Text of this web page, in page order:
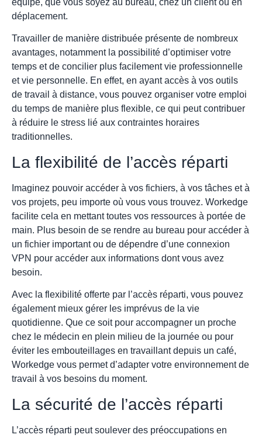
équipe, que vous soyez au bureau, chez un client ou en
déplacement.
Travailler de manière distribuée présente de nombreux
avantages, notamment la possibilité d’optimiser votre
temps et de concilier plus facilement vie professionnelle
et vie personnelle. En effet, en ayant accès à vos outils
de travail à distance, vous pouvez organiser votre emploi
du temps de manière plus flexible, ce qui peut contribuer
à réduire le stress lié aux contraintes horaires
traditionnelles.
La flexibilité de l’accès réparti
Imaginez pouvoir accéder à vos fichiers, à vos tâches et à
vos projets, peu importe où vous vous trouvez. Workedge
facilite cela en mettant toutes vos ressources à portée de
main. Plus besoin de se rendre au bureau pour accéder à
un fichier important ou de dépendre d’une connexion
VPN pour accéder aux informations dont vous avez
besoin.
Avec la flexibilité offerte par l’accès réparti, vous pouvez
également mieux gérer les imprévus de la vie
quotidienne. Que ce soit pour accompagner un proche
chez le médecin en plein milieu de la journée ou pour
éviter les embouteillages en travaillant depuis un café,
Workedge vous permet d’adapter votre environnement de
travail à vos besoins du moment.
La sécurité de l’accès réparti
L’accès réparti peut soulever des préoccupations en